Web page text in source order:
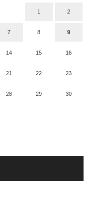
1 2
7 8 9
14 15 16
21 22 23
28 29 30